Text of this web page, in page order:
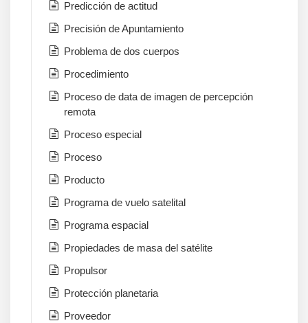
Predicción de actitud
Precisión de Apuntamiento
Problema de dos cuerpos
Procedimiento
Proceso de data de imagen de percepción
remota
Proceso especial
Proceso
Producto
Programa de vuelo satelital
Programa espacial
Propiedades de masa del satélite
Propulsor
Protección planetaria
Proveedor